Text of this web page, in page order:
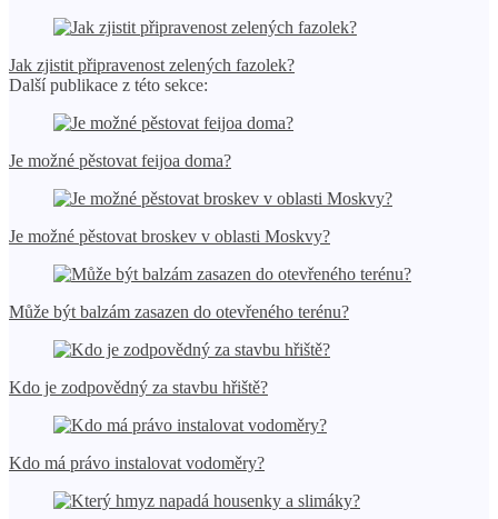
Jak zjistit připravenost zelených fazolek?
Další publikace z této sekce:
Je možné pěstovat feijoa doma?
Je možné pěstovat broskev v oblasti Moskvy?
Může být balzám zasazen do otevřeného terénu?
Kdo je zodpovědný za stavbu hřiště?
Kdo má právo instalovat vodoměry?